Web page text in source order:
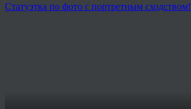
Статуэтка по фото с портретным сходством!